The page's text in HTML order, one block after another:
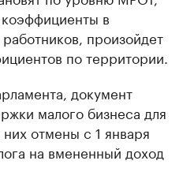
в
произойдет
по территории.
документ
малого бизнеса для
отмены с 1 января
на вмененный доход